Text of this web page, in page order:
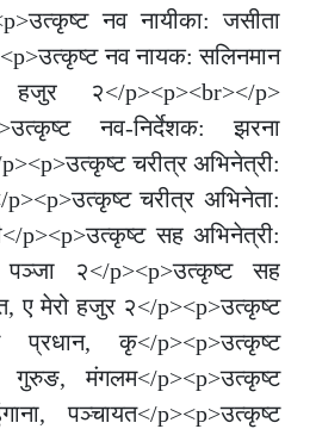
नव नायीका: जसीता
नव नायक: सलिनमान
२</p><p><br></p>
नव-निर्देशक: झरना
चरीत्र अभिनेत्री:
p><p>उत्कृष्ट चरीत्र अभिनेता:
p><p>उत्कृष्ट सह अभिनेत्री:
पञ्जा २</p><p>उत्कृष्ट सह
ए मेरो हजुर २</p><p>उत्कृष्ट
प्रधान, कृ</p><p>उत्कृष्ट
गुरुङ, मंगलम</p><p>उत्कृष्ट
पञ्चायत</p><p>उत्कृष्ट